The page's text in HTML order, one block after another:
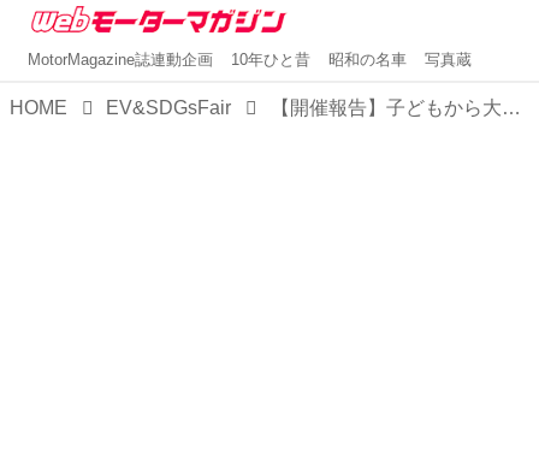
MotorMagazine誌連動企画 10年ひと昔 昭和の名車 写真蔵
HOME EV&SDGsFair 【開催報告】子どもから大人まで楽しめる、最新電動車とSDGsのイベント「EV＆SDGsフェア2023 in OSAKA」が閉幕